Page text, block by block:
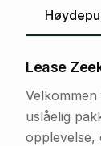
Lease
uslåelig
opplevelse,